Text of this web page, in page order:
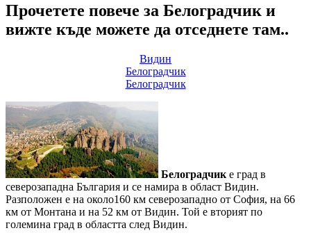
Прочетете повече за Белоградчик и
вижте къде можете да отседнете там..
Видин
Белоградчик
Белоградчик
Белоградчик е град в
северозападна България и се намира в област Видин.
Разположен е на около160 км северозападно от София, на 66
км от Монтана и на 52 км от Видин. Той е вторият по
големина град в областта след Видин.